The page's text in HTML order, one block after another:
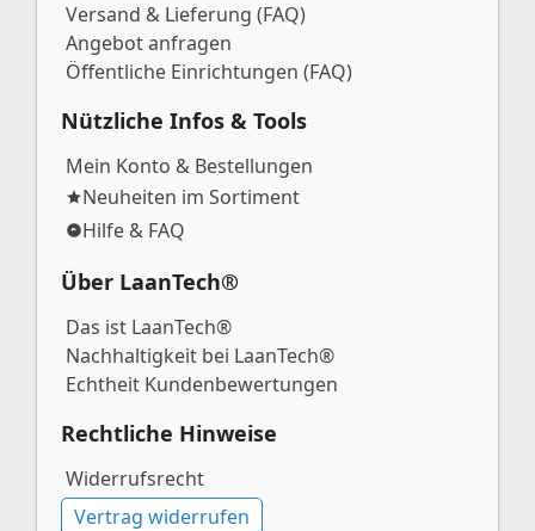
Versand & Lieferung (FAQ)
Angebot anfragen
Öffentliche Einrichtungen (FAQ)
Nützliche Infos & Tools
Mein Konto & Bestellungen
Neuheiten im Sortiment
Hilfe & FAQ
Über LaanTech®
Das ist LaanTech®
Nachhaltigkeit bei LaanTech®
Echtheit Kundenbewertungen
Rechtliche Hinweise
Widerrufsrecht
Vertrag widerrufen